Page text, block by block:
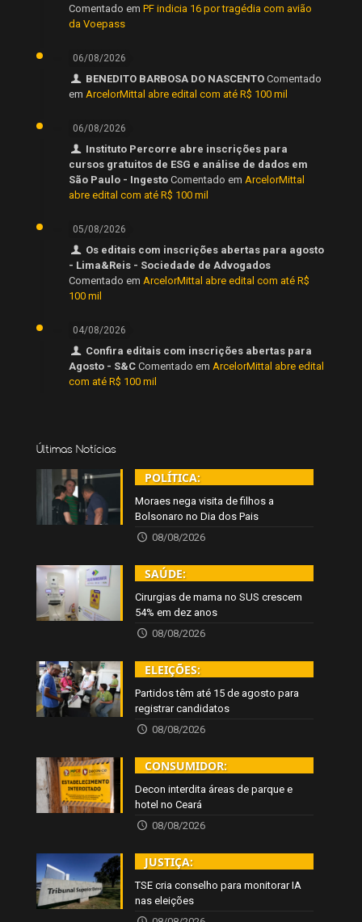
Comentado em PF indicia 16 por tragédia com avião
da Voepass
06/08/2026
BENEDITO BARBOSA DO NASCENTO Comentado
em ArcelorMittal abre edital com até R$ 100 mil
06/08/2026
Instituto Percorre abre inscrições para
cursos gratuitos de ESG e análise de dados em
São Paulo - Ingesto Comentado em ArcelorMittal
abre edital com até R$ 100 mil
05/08/2026
Os editais com inscrições abertas para agosto
- Lima&Reis - Sociedade de Advogados
Comentado em ArcelorMittal abre edital com até R$
100 mil
04/08/2026
Confira editais com inscrições abertas para
Agosto - S&C Comentado em ArcelorMittal abre edital
com até R$ 100 mil
Últimas Notícias
POLÍTICA:
Moraes nega visita de filhos a
Bolsonaro no Dia dos Pais
08/08/2026
SAÚDE:
Cirurgias de mama no SUS crescem
54% em dez anos
08/08/2026
ELEIÇÕES:
Partidos têm até 15 de agosto para
registrar candidatos
08/08/2026
CONSUMIDOR:
Decon interdita áreas de parque e
hotel no Ceará
08/08/2026
JUSTIÇA:
TSE cria conselho para monitorar IA
nas eleições